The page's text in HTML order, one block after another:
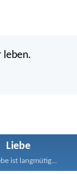
leben.
Liebe
ist langmütig...